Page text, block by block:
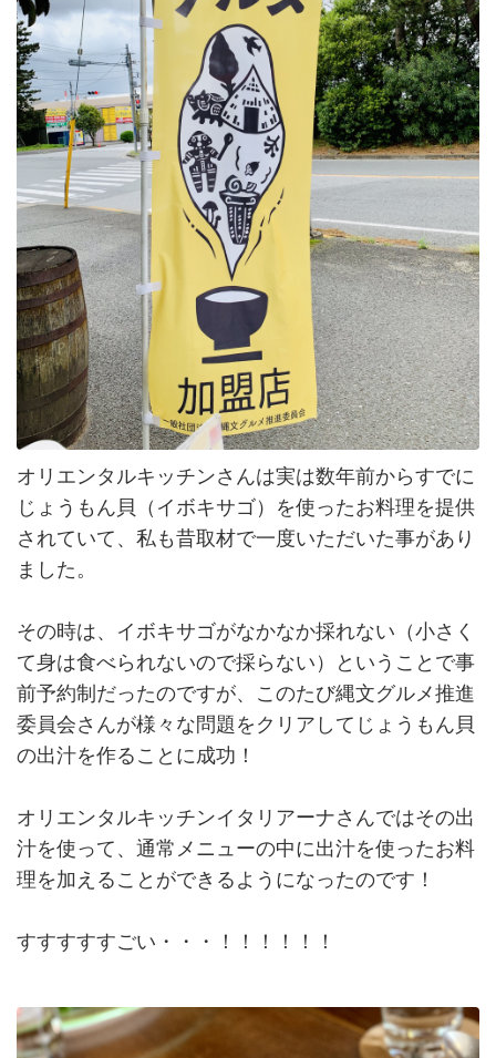
オリエンタルキッチンさんは実は数年前からすでに
じょうもん貝（イボキサゴ）を使ったお料理を提供
されていて、私も昔取材で一度いただいた事があり
ました。
その時は、イボキサゴがなかなか採れない（小さく
て身は食べられないので採らない）ということで事
前予約制だったのですが、このたび縄文グルメ推進
委員会さんが様々な問題をクリアしてじょうもん貝
の出汁を作ることに成功！
オリエンタルキッチンイタリアーナさんではその出
汁を使って、通常メニューの中に出汁を使ったお料
理を加えることができるようになったのです！
すすすすすごい・・・！！！！！！